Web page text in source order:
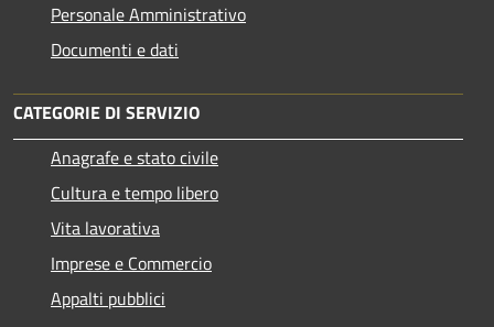
Personale Amministrativo
Documenti e dati
CATEGORIE DI SERVIZIO
Anagrafe e stato civile
Cultura e tempo libero
Vita lavorativa
Imprese e Commercio
Appalti pubblici